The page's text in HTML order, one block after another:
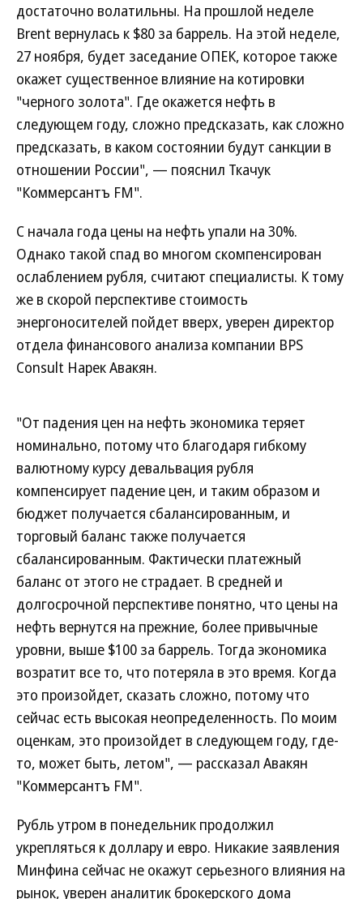
достаточно волатильны. На прошлой неделе
Brent вернулась к $80 за баррель. На этой неделе,
27 ноября, будет заседание ОПЕК, которое также
окажет существенное влияние на котировки
"черного золота". Где окажется нефть в
следующем году, сложно предсказать, как сложно
предсказать, в каком состоянии будут санкции в
отношении России", — пояснил Ткачук
"Коммерсантъ FM".
С начала года цены на нефть упали на 30%.
Однако такой спад во многом скомпенсирован
ослаблением рубля, считают специалисты. К тому
же в скорой перспективе стоимость
энергоносителей пойдет вверх, уверен директор
отдела финансового анализа компании BPS
Consult Нарек Авакян.
"От падения цен на нефть экономика теряет
номинально, потому что благодаря гибкому
валютному курсу девальвация рубля
компенсирует падение цен, и таким образом и
бюджет получается сбалансированным, и
торговый баланс также получается
сбалансированным. Фактически платежный
баланс от этого не страдает. В средней и
долгосрочной перспективе понятно, что цены на
нефть вернутся на прежние, более привычные
уровни, выше $100 за баррель. Тогда экономика
возратит все то, что потеряла в это время. Когда
это произойдет, сказать сложно, потому что
сейчас есть высокая неопределенность. По моим
оценкам, это произойдет в следующем году, где-
то, может быть, летом", — рассказал Авакян
"Коммерсантъ FM".
Рубль утром в понедельник продолжил
укрепляться к доллару и евро. Никакие заявления
Минфина сейчас не окажут серьезного влияния на
рынок, уверен аналитик брокерского дома